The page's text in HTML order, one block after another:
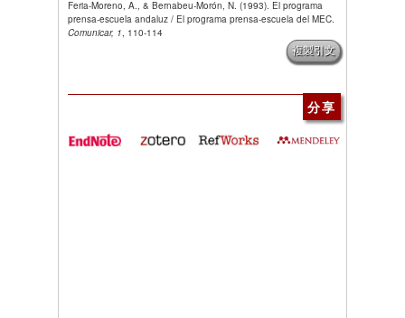
Feria-Moreno, A., & Bernabeu-Morón, N. (1993). El programa
prensa-escuela andaluz / El programa prensa-escuela del MEC.
Comunicar, 1, 110-114
複製引文
分享